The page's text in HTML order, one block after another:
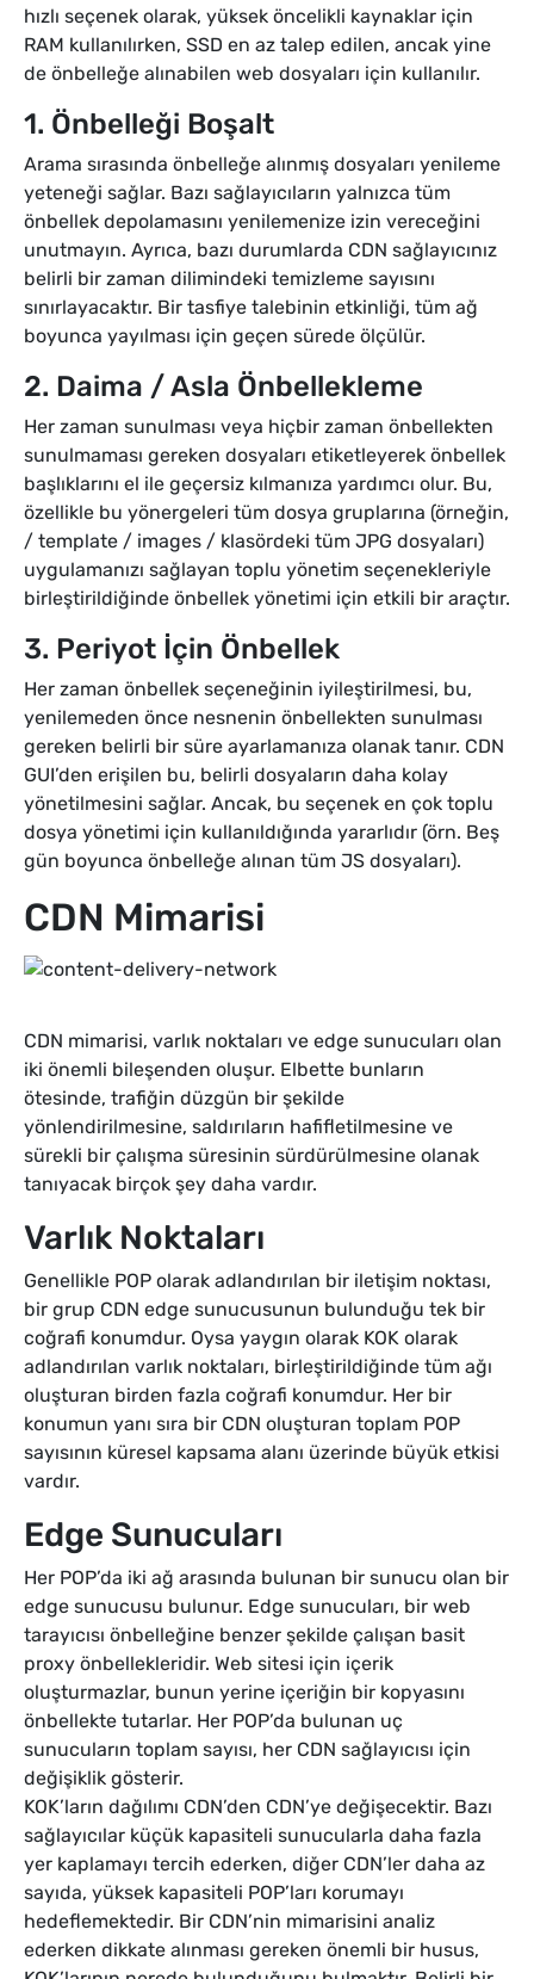
hızlı seçenek olarak, yüksek öncelikli kaynaklar için
RAM kullanılırken, SSD en az talep edilen, ancak yine
de önbelleğe alınabilen web dosyaları için kullanılır.
1. Önbelleği Boşalt
Arama sırasında önbelleğe alınmış dosyaları yenileme
yeteneği sağlar. Bazı sağlayıcıların yalnızca tüm
önbellek depolamasını yenilemenize izin vereceğini
unutmayın. Ayrıca, bazı durumlarda CDN sağlayıcınız
belirli bir zaman dilimindeki temizleme sayısını
sınırlayacaktır. Bir tasfiye talebinin etkinliği, tüm ağ
boyunca yayılması için geçen sürede ölçülür.
2. Daima / Asla Önbellekleme
Her zaman sunulması veya hiçbir zaman önbellekten
sunulmaması gereken dosyaları etiketleyerek önbellek
başlıklarını el ile geçersiz kılmanıza yardımcı olur. Bu,
özellikle bu yönergeleri tüm dosya gruplarına (örneğin,
/ template / images / klasördeki tüm JPG dosyaları)
uygulamanızı sağlayan toplu yönetim seçenekleriyle
birleştirildiğinde önbellek yönetimi için etkili bir araçtır.
3. Periyot İçin Önbellek
Her zaman önbellek seçeneğinin iyileştirilmesi, bu,
yenilemeden önce nesnenin önbellekten sunulması
gereken belirli bir süre ayarlamanıza olanak tanır. CDN
GUI’den erişilen bu, belirli dosyaların daha kolay
yönetilmesini sağlar. Ancak, bu seçenek en çok toplu
dosya yönetimi için kullanıldığında yararlıdır (örn. Beş
gün boyunca önbelleğe alınan tüm JS dosyaları).
CDN Mimarisi
CDN mimarisi, varlık noktaları ve edge sunucuları olan
iki önemli bileşenden oluşur. Elbette bunların
ötesinde, trafiğin düzgün bir şekilde
yönlendirilmesine, saldırıların hafifletilmesine ve
sürekli bir çalışma süresinin sürdürülmesine olanak
tanıyacak birçok şey daha vardır.
Varlık Noktaları
Genellikle POP olarak adlandırılan bir iletişim noktası,
bir grup CDN edge sunucusunun bulunduğu tek bir
coğrafi konumdur. Oysa yaygın olarak KOK olarak
adlandırılan varlık noktaları, birleştirildiğinde tüm ağı
oluşturan birden fazla coğrafi konumdur. Her bir
konumun yanı sıra bir CDN oluşturan toplam POP
sayısının küresel kapsama alanı üzerinde büyük etkisi
vardır.
Edge Sunucuları
Her POP’da iki ağ arasında bulunan bir sunucu olan bir
edge sunucusu bulunur. Edge sunucuları, bir web
tarayıcısı önbelleğine benzer şekilde çalışan basit
proxy önbellekleridir. Web sitesi için içerik
oluşturmazlar, bunun yerine içeriğin bir kopyasını
önbellekte tutarlar. Her POP’da bulunan uç
sunucuların toplam sayısı, her CDN sağlayıcısı için
değişiklik gösterir.
KOK’ların dağılımı CDN’den CDN’ye değişecektir. Bazı
sağlayıcılar küçük kapasiteli sunucularla daha fazla
yer kaplamayı tercih ederken, diğer CDN’ler daha az
sayıda, yüksek kapasiteli POP’ları korumayı
hedeflemektedir. Bir CDN’nin mimarisini analiz
ederken dikkate alınması gereken önemli bir husus,